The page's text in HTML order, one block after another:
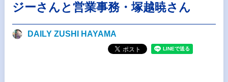
ジーさんと営業事務・塚越暁さん
DAILY ZUSHI HAYAMA